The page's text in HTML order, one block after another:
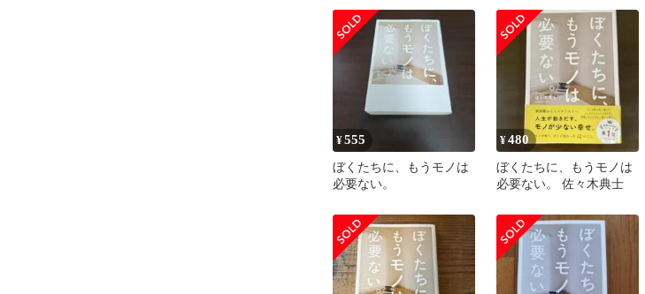
¥555
ぼくたちに、もうモノは
必要ない。
¥480
ぼくたちに、もうモノは
必要ない。 佐々木典士